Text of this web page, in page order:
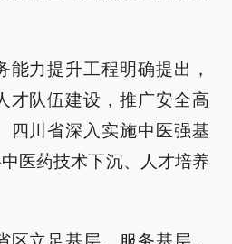
能力提升工程明确提出，
才队伍建设，推广安全高
四川省深入实施中医强基
医药技术下沉、人才培养